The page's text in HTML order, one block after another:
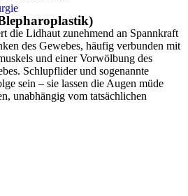
die Lidhaut zunehmend an Spannkraft
des Gewebes, häufig verbunden mit
und einer Vorwölbung des
Schlupflider und sogenannte
sein – sie lassen die Augen müde
unabhängig vom tatsächlichen